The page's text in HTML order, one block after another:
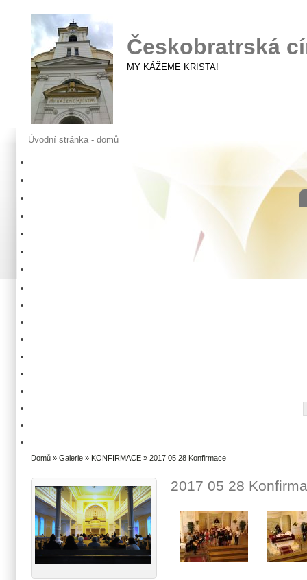
Českobratrská
MY KÁŽEME KRISTA!
Úvodní stránka - domů
Domů » Galerie » KONFIRMACE » 2017 05 28 Konfirmace
2017 05 28